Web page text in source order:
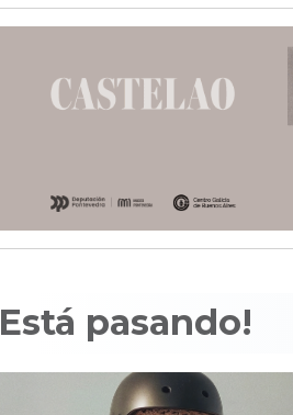
Está pasando!